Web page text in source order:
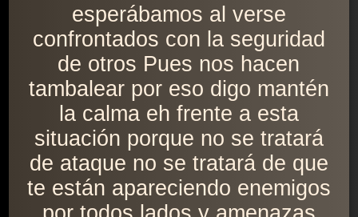
esperábamos al verse
confrontados con la seguridad
de otros Pues nos hacen
tambalear por eso digo mantén
la calma eh frente a esta
situación porque no se tratará
de ataque no se tratará de que
te están apareciendo enemigos